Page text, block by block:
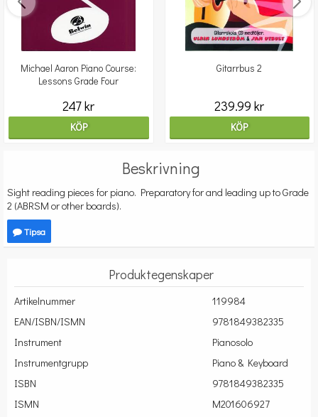
Michael Aaron Piano Course:
Lessons Grade Four
247 kr
KÖP
Gitarrbus 2
239.99 kr
KÖP
Beskrivning
Sight reading pieces for piano. Preparatory for and leading up to Grade
2 (ABRSM or other boards).
Tipsa
Produktegenskaper
Artikelnummer
119984
EAN/ISBN/ISMN
9781849382335
Instrument
Pianosolo
Instrumentgrupp
Piano & Keyboard
ISBN
9781849382335
ISMN
M201606927